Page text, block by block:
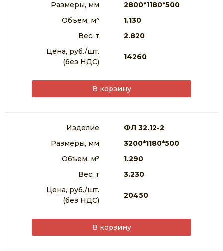
Размеры, мм
2800*1180*500
Объем, м³
1.130
Вес, т
2.820
Цена, руб./шт.
(без НДС)
14260
В корзину
Изделие
ФЛ 32.12-2
Размеры, мм
3200*1180*500
Объем, м³
1.290
Вес, т
3.230
Цена, руб./шт.
(без НДС)
20450
В корзину